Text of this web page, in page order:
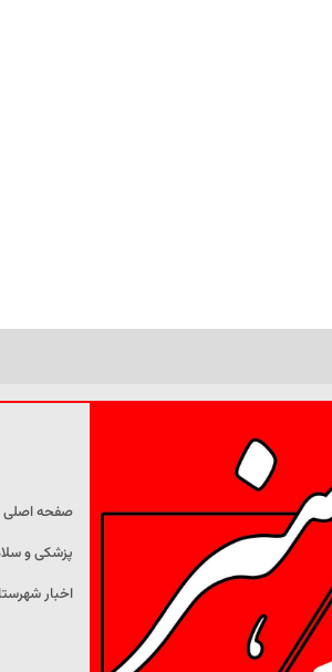
صفحه اصلی
پزشکی و
اخبار